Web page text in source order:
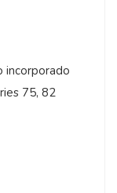
incorporado
75, 82